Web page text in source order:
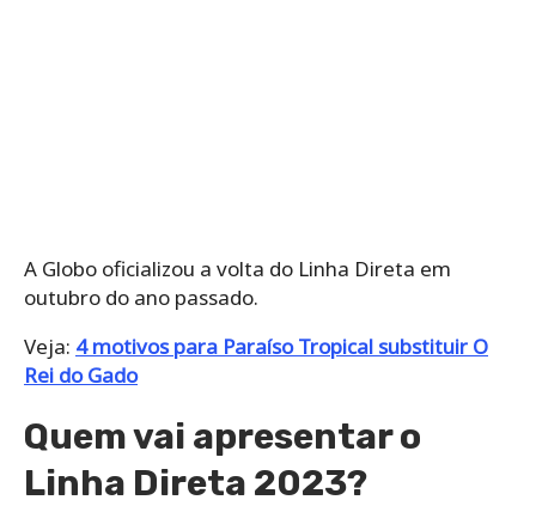
A Globo oficializou a volta do Linha Direta em
outubro do ano passado.
Veja: 4 motivos para Paraíso Tropical substituir O
Rei do Gado
Quem vai apresentar o
Linha Direta 2023?